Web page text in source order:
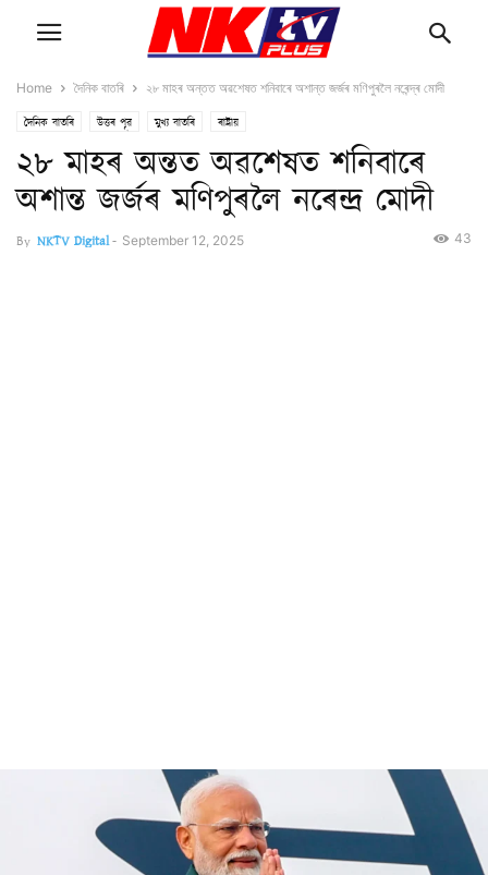
Home দৈনিক বাতৰি ২৮ মাহৰ অন্তত অৱশেষত শনিবাৰে অশান্ত জৰ্জৰ মণিপুৰলৈ নৰেন্দ্ৰ মোদী
দৈনিক বাতৰি উত্তৰ পূৱ মুখ্য বাতৰি ৰাষ্ট্ৰীয়
২৮ মাহৰ অন্তত অৱশেষত শনিবাৰে
অশান্ত জৰ্জৰ মণিপুৰলৈ নৰেন্দ্ৰ মোদী
By NKTV Digital- September 12, 2025 43